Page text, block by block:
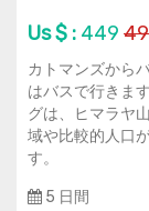
Us $ : 449
カトマンズから
はバスで行きま
グは、ヒマラヤ
域や比較的人口
す。
5 日間